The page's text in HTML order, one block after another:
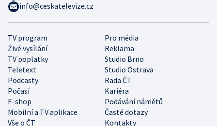
TV program
Pro média
Živé vysílání
Reklama
TV poplatky
Studio Brno
Teletext
Studio Ostrava
Podcasty
Rada ČT
Počasí
Kariéra
E-shop
Podávání námětů
Mobilní a TV aplikace
Časté dotazy
Vše o ČT
Kontakty
info@ceskatelevize.cz